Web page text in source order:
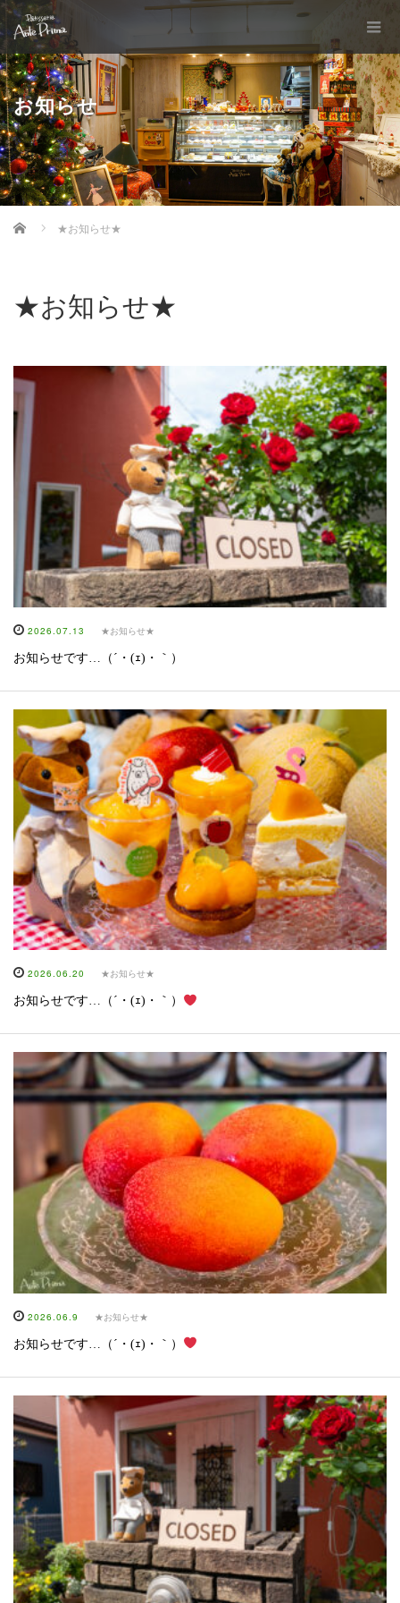
お知らせ
Home ★お知らせ★
★お知らせ★
2026.07.13 ★お知らせ★
お知らせです…（´・(ｪ)・｀）
2026.06.20 ★お知らせ★
お知らせです…（´・(ｪ)・｀）
2026.06.9 ★お知らせ★
お知らせです…（´・(ｪ)・｀）